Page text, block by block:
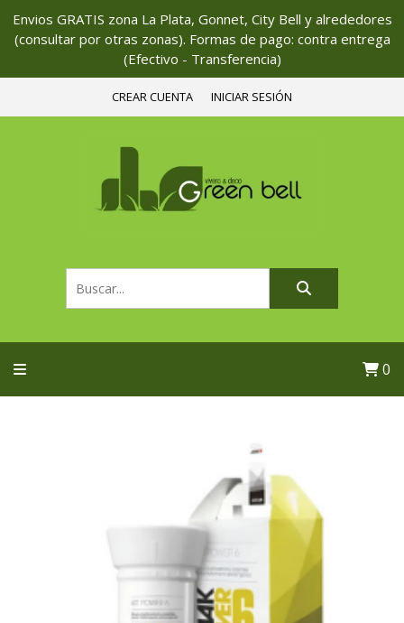
Envios GRATIS zona La Plata, Gonnet, City Bell y alrededores
(consultar por otras zonas). Formas de pago: contra entrega
(Efectivo - Transferencia)
CREAR CUENTA INICIAR SESIÓN
0